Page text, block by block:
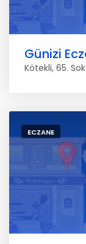
Günizi
Kötekli, 65.
ECZANE